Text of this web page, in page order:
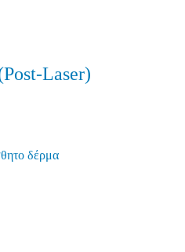
Laser)
δέρμα